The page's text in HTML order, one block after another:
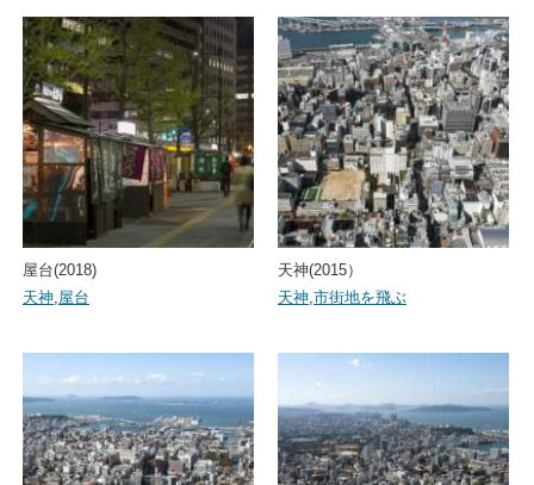
屋台(2018)
天神,屋台
天神(2015）
天神,市街地を飛ぶ